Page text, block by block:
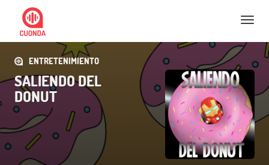
Nav
ENTRETENIMIENTO
SALIENDO DEL
DONUT